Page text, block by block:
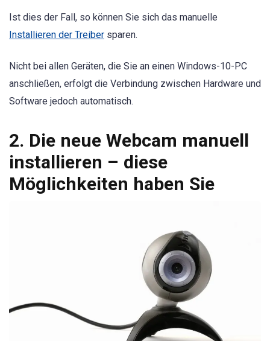
Ist dies der Fall, so können Sie sich das manuelle
Installieren der Treiber sparen.
Nicht bei allen Geräten, die Sie an einen Windows-10-PC
anschließen, erfolgt die Verbindung zwischen Hardware und
Software jedoch automatisch.
2. Die neue Webcam manuell
installieren – diese
Möglichkeiten haben Sie